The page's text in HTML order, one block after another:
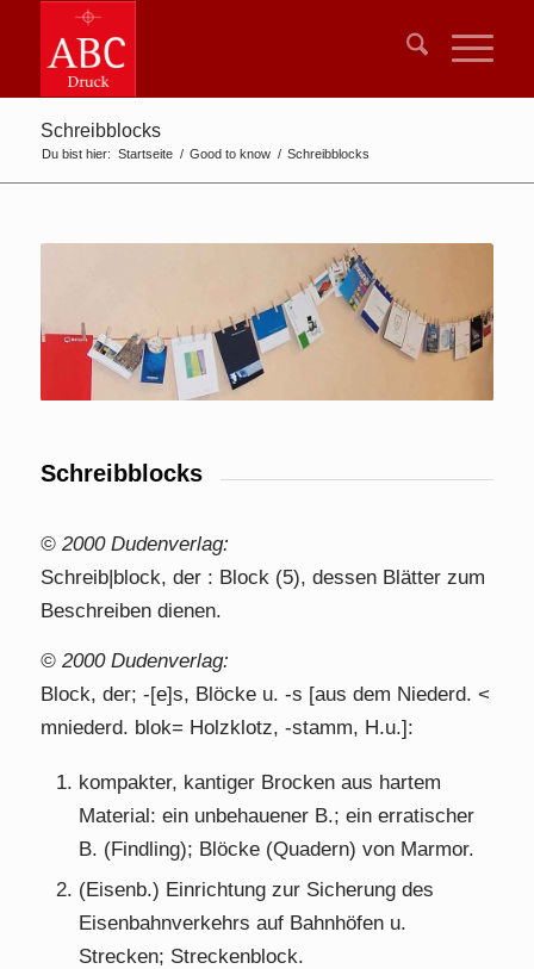
Schreibblocks
Du bist hier: Startseite / Good to know / Schreibblocks
Schreibblocks
© 2000 Dudenverlag:
Schreib|block, der : Block (5), dessen Blätter zum
Beschreiben dienen.
© 2000 Dudenverlag:
Block, der; -[e]s, Blöcke u. -s [aus dem Niederd. <
mniederd. blok= Holzklotz, -stamm, H.u.]:
kompakter, kantiger Brocken aus hartem
Material: ein unbehauener B.; ein erratischer
B. (Findling); Blöcke (Quadern) von Marmor.
(Eisenb.) Einrichtung zur Sicherung des
Eisenbahnverkehrs auf Bahnhöfen u.
Strecken; Streckenblock.